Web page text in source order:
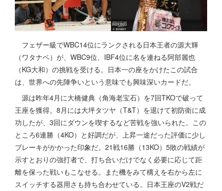
フェザー級でWBC14位にランクされる日本王者の源大輝
（ワタナベ）が、WBC9位、IBF4位に名を連ねる阿部麗也
（KG大和）の挑戦を受ける。日本一の座をかけたこの試合
は、世界への先陣争いという意味でも興味深いカードだ。
源は昨年4月に大橋健典（角海老宝石）を7回TKOで破って
王座を獲得。8月には大坪タツヤ（T&T）を退けて初防衛に成
功したが、3回にダウンを喫するなど苦戦を強いられた。この
ところ6連勝（4KO）と好調だが、上昇一途だった評価に少し
ブレーキがかかった印象だ。21戦16勝（13KO）5敗の戦績が
示すとおりの強打者で、打ち合いだけでなく必要に応じて距
離を保った戦いもこなせる。また機をみて構えを右から左に
スイッチする器用さも持ち合わせている。日本王座のV2戦だ